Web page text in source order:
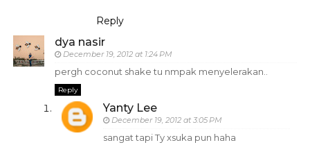
Reply
dya nasir
December 19, 2012 at 1:24 PM
pergh coconut shake tu nmpak menyelerakan..
Reply
Yanty Lee
December 19, 2012 at 3:05 PM
sangat tapi Ty xsuka pun haha